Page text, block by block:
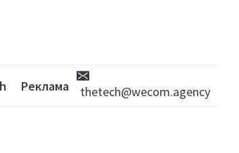
Реклама thetech@wecom.agency